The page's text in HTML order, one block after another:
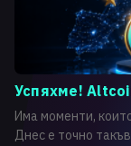
Успяхме!
Има моменти,
Днес е точно